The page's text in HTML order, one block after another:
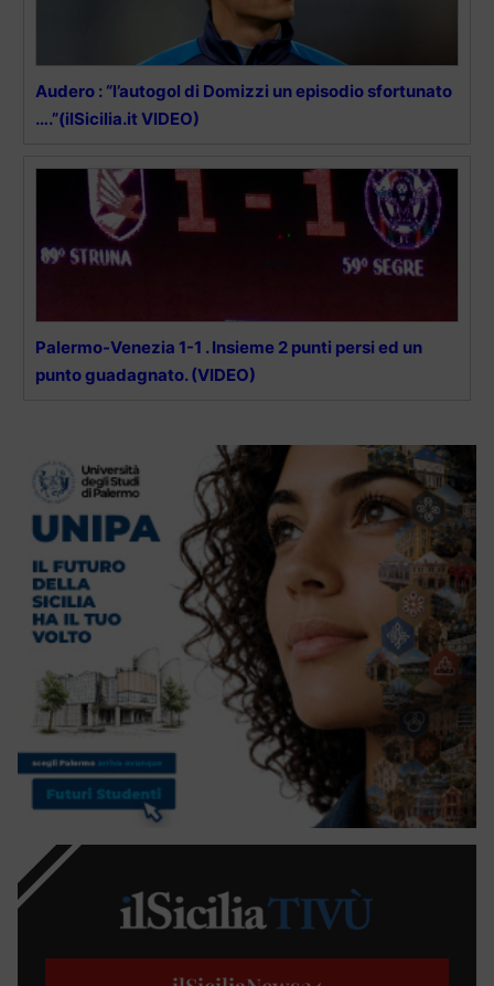
Audero : “l’autogol di Domizzi un episodio sfortunato
….”(ilSicilia.it VIDEO)
Palermo-Venezia 1-1 . Insieme 2 punti persi ed un
punto guadagnato. (VIDEO)